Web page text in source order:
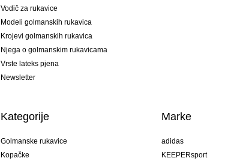
Vodič za rukavice
Modeli golmanskih rukavica
Krojevi golmanskih rukavica
Njega o golmanskim rukavicama
Vrste lateks pjena
Newsletter
Kategorije
Golmanske rukavice
Kopačke
Marke
adidas
KEEPERsport